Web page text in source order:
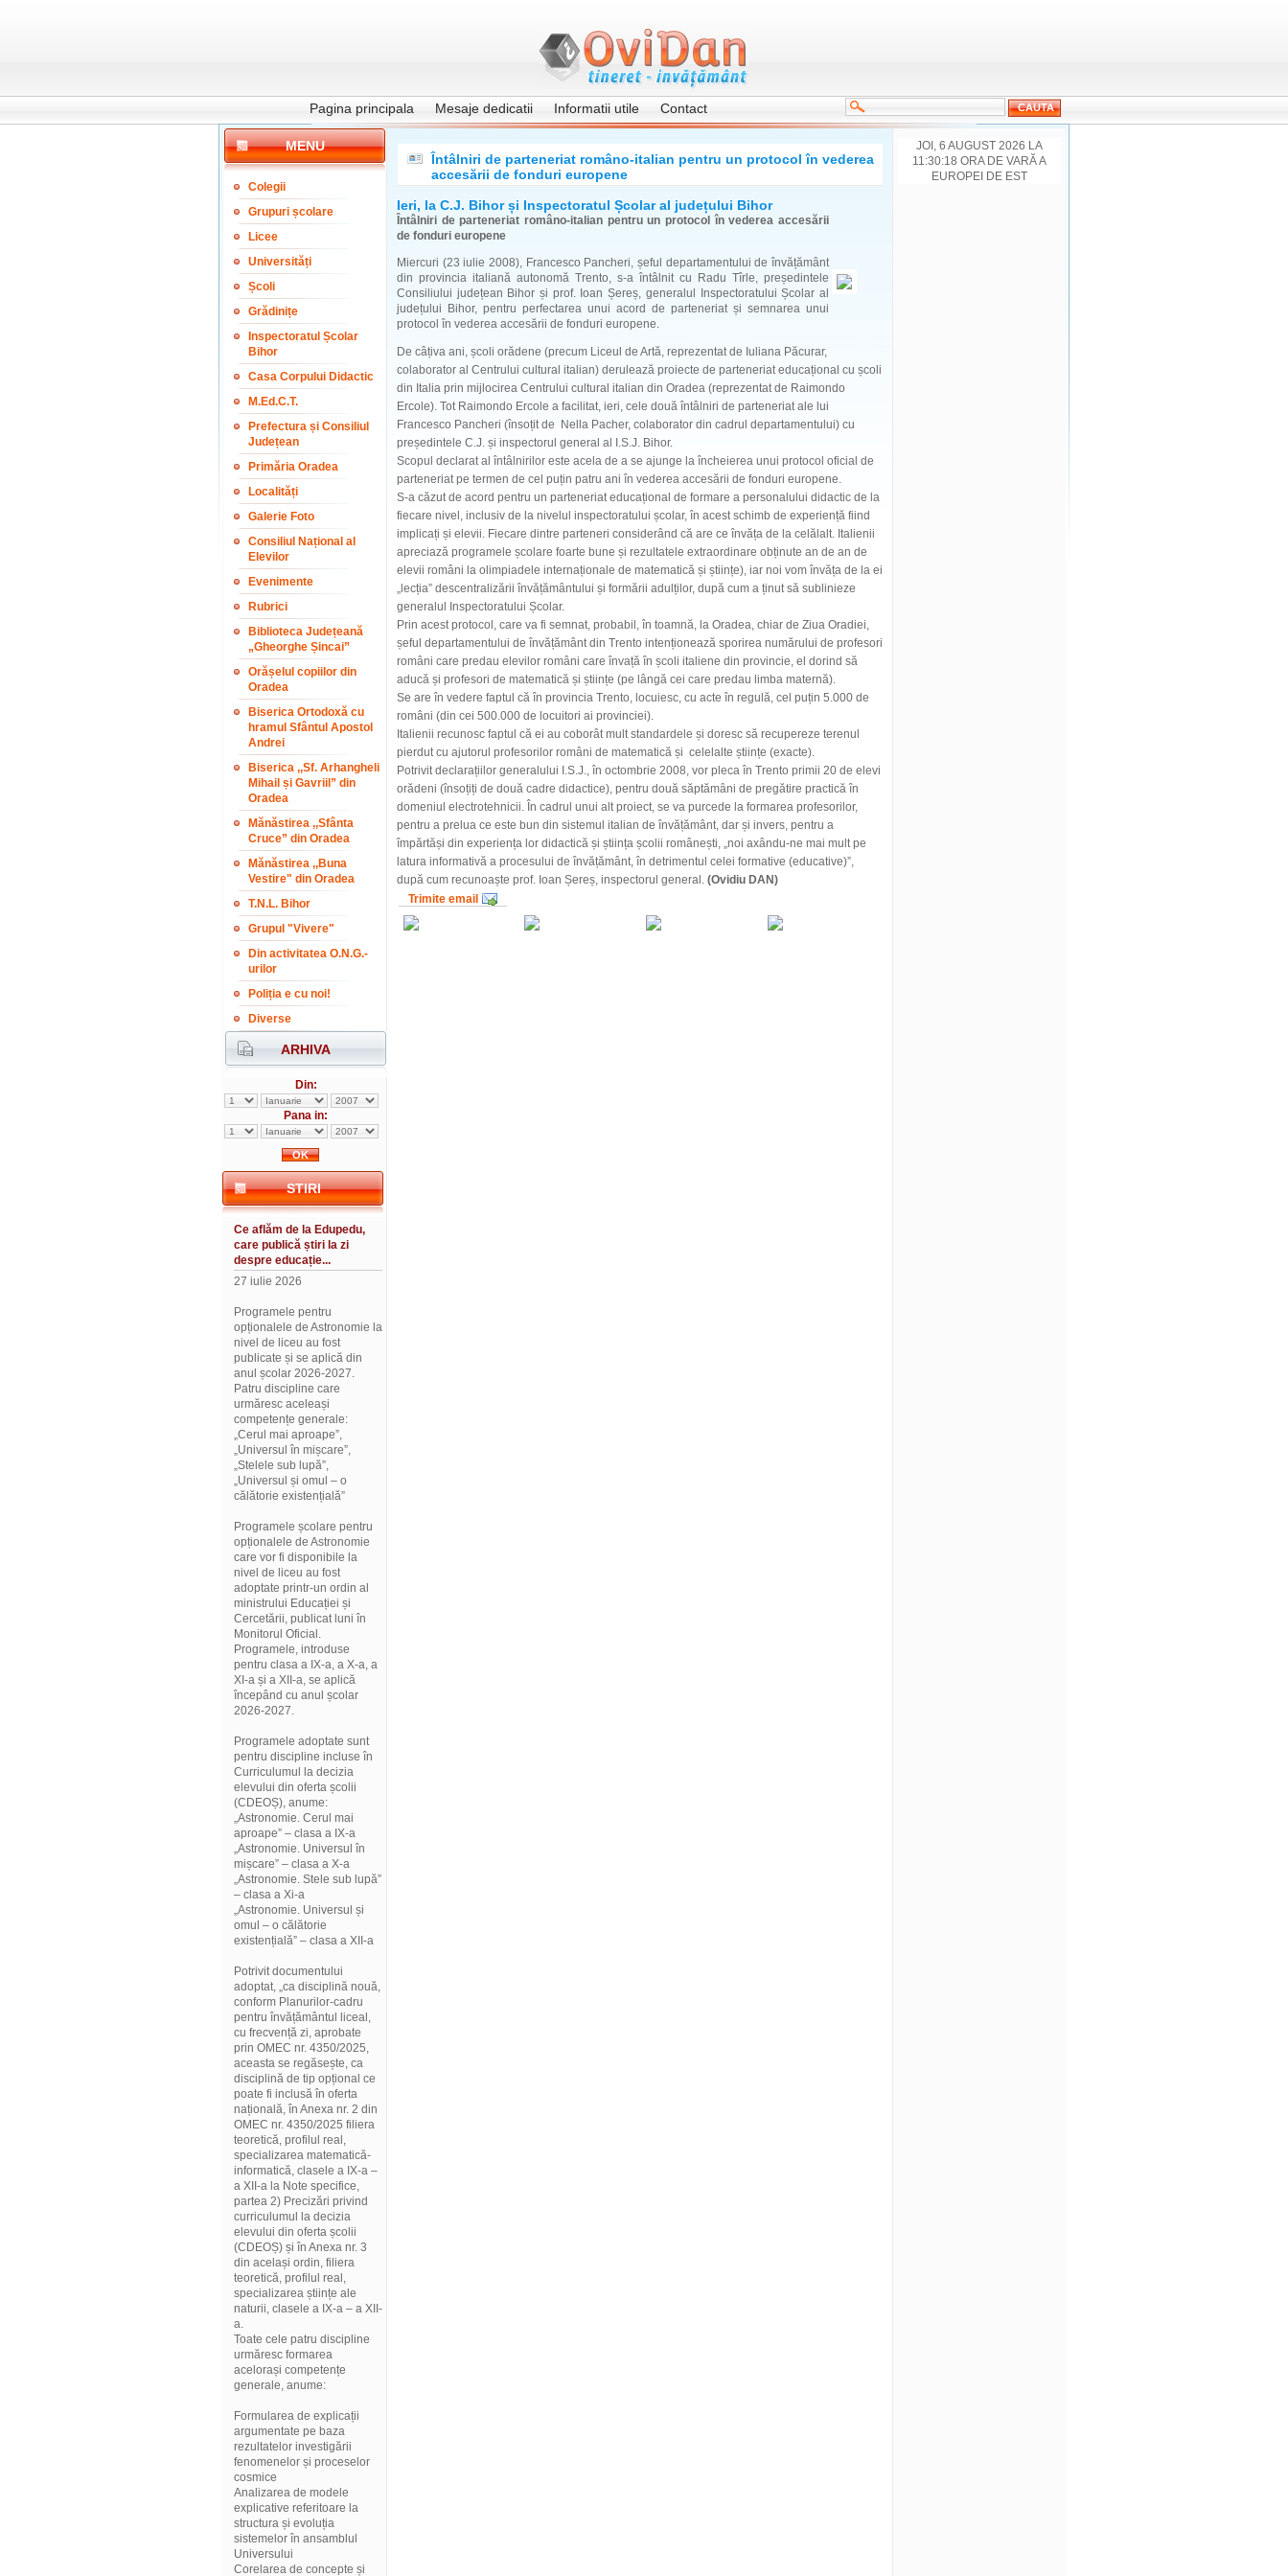
Pagina principala Mesaje dedicatii Informatii utile Contact
MENU
Colegii
Grupuri școlare
Licee
Universități
Școli
Grădinițe
Inspectoratul Școlar
Bihor
Casa Corpului Didactic
M.Ed.C.T.
Prefectura și Consiliul
Județean
Primăria Oradea
Localități
Galerie Foto
Consiliul Național al
Elevilor
Evenimente
Rubrici
Biblioteca Județeană
„Gheorghe Șincai”
Orășelul copiilor din
Oradea
Biserica Ortodoxă cu
hramul Sfântul Apostol
Andrei
Biserica ,,Sf. Arhangheli
Mihail și Gavriil” din
Oradea
Mănăstirea ,,Sfânta
Cruce” din Oradea
Mănăstirea ,,Buna
Vestire" din Oradea
T.N.L. Bihor
Grupul "Vivere"
Din activitatea O.N.G.-
urilor
Poliția e cu noi!
Diverse
ARHIVA
Din:
Pana in:
STIRI
Ce aflăm de la Edupedu,
care publică știri la zi
despre educație...
27 iulie 2026
Programele pentru
opționalele de Astronomie la
nivel de liceu au fost
publicate și se aplică din
anul școlar 2026-2027.
Patru discipline care
urmăresc aceleași
competențe generale:
„Cerul mai aproape”,
„Universul în mișcare”,
„Stelele sub lupă”,
„Universul și omul – o
călătorie existențială”
Programele școlare pentru
opționalele de Astronomie
care vor fi disponibile la
nivel de liceu au fost
adoptate printr-un ordin al
ministrului Educației și
Cercetării, publicat luni în
Monitorul Oficial.
Programele, introduse
pentru clasa a IX-a, a X-a, a
XI-a și a XII-a, se aplică
începând cu anul școlar
2026-2027.
Programele adoptate sunt
pentru discipline incluse în
Curriculumul la decizia
elevului din oferta școlii
(CDEOȘ), anume:
„Astronomie. Cerul mai
aproape” – clasa a IX-a
„Astronomie. Universul în
mișcare” – clasa a X-a
„Astronomie. Stele sub lupă”
– clasa a Xi-a
„Astronomie. Universul și
omul – o călătorie
existențială” – clasa a XII-a
Potrivit documentului
adoptat, „ca disciplină nouă,
conform Planurilor-cadru
pentru învățământul liceal,
cu frecvență zi, aprobate
prin OMEC nr. 4350/2025,
aceasta se regăsește, ca
disciplină de tip opțional ce
poate fi inclusă în oferta
națională, în Anexa nr. 2 din
OMEC nr. 4350/2025 filiera
teoretică, profilul real,
specializarea matematică-
informatică, clasele a IX-a –
a XII-a la Note specifice,
partea 2) Precizări privind
curriculumul la decizia
elevului din oferta școlii
(CDEOȘ) și în Anexa nr. 3
din același ordin, filiera
teoretică, profilul real,
specializarea științe ale
naturii, clasele a IX-a – a XII-
a.
Toate cele patru discipline
urmăresc formarea
acelorași competențe
generale, anume:
Formularea de explicații
argumentate pe baza
rezultatelor investigării
fenomenelor și proceselor
cosmice
Analizarea de modele
explicative referitoare la
structura și evoluția
sistemelor în ansamblul
Universului
Corelarea de concepte și
Întâlniri de parteneriat româno-italian pentru un protocol în vederea
accesării de fonduri europene
Ieri, la C.J. Bihor și Inspectoratul Școlar al județului Bihor
Întâlniri de parteneriat româno-italian pentru un protocol în vederea accesării
de fonduri europene
Miercuri (23 iulie 2008), Francesco Pancheri, șeful departamentului de învățământ
din provincia italiană autonomă Trento, s-a întâlnit cu Radu Tîrle, președintele
Consiliului județean Bihor și prof. Ioan Șereș, generalul Inspectoratului Școlar al
județului Bihor, pentru perfectarea unui acord de parteneriat și semnarea unui
protocol în vederea accesării de fonduri europene.
De câțiva ani, școli orădene (precum Liceul de Artă, reprezentat de Iuliana Păcurar,
colaborator al Centrului cultural italian) derulează proiecte de parteneriat educațional cu școli
din Italia prin mijlocirea Centrului cultural italian din Oradea (reprezentat de Raimondo
Ercole). Tot Raimondo Ercole a facilitat, ieri, cele două întâlniri de parteneriat ale lui
Francesco Pancheri (însoțit de Nella Pacher, colaborator din cadrul departamentului) cu
președintele C.J. și inspectorul general al I.S.J. Bihor.
Scopul declarat al întâlnirilor este acela de a se ajunge la încheierea unui protocol oficial de
parteneriat pe termen de cel puțin patru ani în vederea accesării de fonduri europene.
S-a căzut de acord pentru un parteneriat educațional de formare a personalului didactic de la
fiecare nivel, inclusiv de la nivelul inspectoratului școlar, în acest schimb de experiență fiind
implicați și elevii. Fiecare dintre parteneri considerând că are ce învăța de la celălalt. Italienii
apreciază programele școlare foarte bune și rezultatele extraordinare obținute an de an de
elevii români la olimpiadele internaționale de matematică și științe), iar noi vom învăța de la ei
„lecția” descentralizării învățământului și formării adulților, după cum a ținut să sublinieze
generalul Inspectoratului Școlar.
Prin acest protocol, care va fi semnat, probabil, în toamnă, la Oradea, chiar de Ziua Oradiei,
șeful departamentului de învățământ din Trento intenționează sporirea numărului de profesori
români care predau elevilor români care învață în școli italiene din provincie, el dorind să
aducă și profesori de matematică și științe (pe lângă cei care predau limba maternă).
Se are în vedere faptul că în provincia Trento, locuiesc, cu acte în regulă, cel puțin 5.000 de
români (din cei 500.000 de locuitori ai provinciei).
Italienii recunosc faptul că ei au coborât mult standardele și doresc să recupereze terenul
pierdut cu ajutorul profesorilor români de matematică și celelalte științe (exacte).
Potrivit declarațiilor generalului I.S.J., în octombrie 2008, vor pleca în Trento primii 20 de elevi
orădeni (însoțiți de două cadre didactice), pentru două săptămâni de pregătire practică în
domeniul electrotehnicii. În cadrul unui alt proiect, se va purcede la formarea profesorilor,
pentru a prelua ce este bun din sistemul italian de învățământ, dar și invers, pentru a
împărtăși din experiența lor didactică și știința școlii românești, „noi axându-ne mai mult pe
latura informativă a procesului de învățământ, în detrimentul celei formative (educative)”,
după cum recunoaște prof. Ioan Șereș, inspectorul general. (Ovidiu DAN)
Trimite email
JOI, 6 AUGUST 2026 LA
11:30:18 ORA DE VARĂ A
EUROPEI DE EST